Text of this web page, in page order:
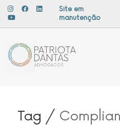
Site em
manutenção
Tag /